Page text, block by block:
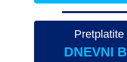
Pretplatite
DNEVNI